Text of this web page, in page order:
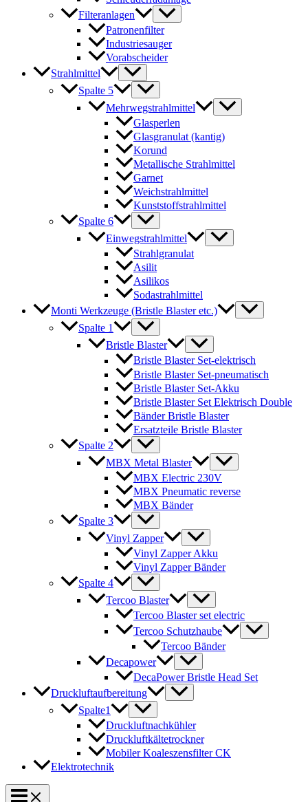
Filteranlagen
Patronenfilter
Industriesauger
Vorabscheider
Strahlmittel
Spalte 5
Mehrwegstrahlmittel
Glasperlen
Glasgranulat (kantig)
Korund
Metallische Strahlmittel
Garnet
Weichstrahlmittel
Kunststoffstrahlmittel
Spalte 6
Einwegstrahlmittel
Strahlgranulat
Asilit
Asilikos
Sodastrahlmittel
Monti Werkzeuge (Bristle Blaster etc.)
Spalte 1
Bristle Blaster
Bristle Blaster Set-elektrisch
Bristle Blaster Set-pneumatisch
Bristle Blaster Set-Akku
Bristle Blaster Set Elektrisch Double
Bänder Bristle Blaster
Ersatzteile Bristle Blaster
Spalte 2
MBX Metal Blaster
MBX Electric 230V
MBX Pneumatic reverse
MBX Bänder
Spalte 3
Vinyl Zapper
Vinyl Zapper Akku
Vinyl Zapper Bänder
Spalte 4
Tercoo Blaster
Tercoo Blaster set electric
Tercoo Schutzhaube
Tercoo Bänder
Decapower
DecaPower Bristle Head Set
Druckluftaufbereitung
Spalte1
Druckluftnachkühler
Druckluftkältetrockner
Mobiler Koaleszensfilter CK
Elektrotechnik